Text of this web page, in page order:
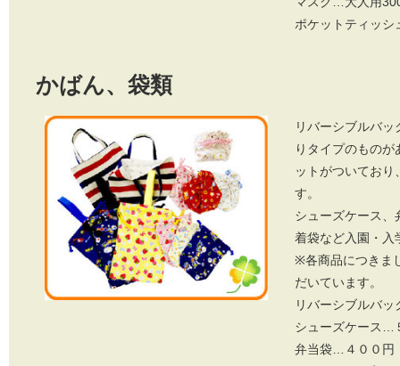
ポケットティッ
かばん、袋類
リバーシブルバ
りタイプのもの
ットがついてお
す。
シューズケース、
着袋など入園・入
※各商品につきま
だいています。
リバーシブルバ
シューズケース…
弁当袋…４００円